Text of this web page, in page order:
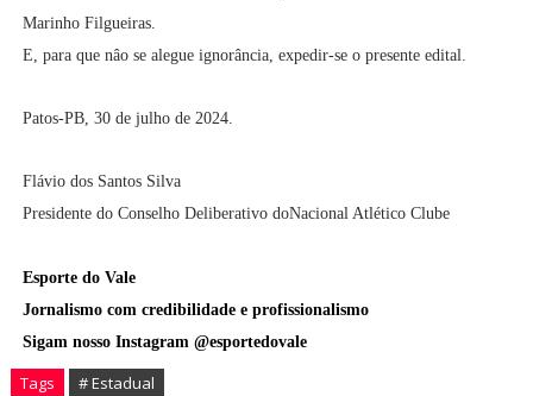
Marinho Filgueiras.
E, para que nâo se alegue ignorância, expedir-se o presente edital.
Patos-PB, 30 de julho de 2024.
Flávio dos Santos Silva
Presidente do Conselho Deliberativo do​Nacional Atlético Clube
Esporte do Vale
Jornalismo com credibilidade e profissionalismo
Sigam nosso Instagram @esportedovale
Tags # Estadual